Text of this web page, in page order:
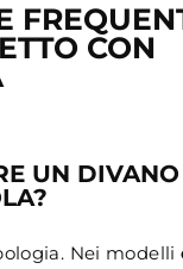
CON
UN DIVANO
Nei modelli